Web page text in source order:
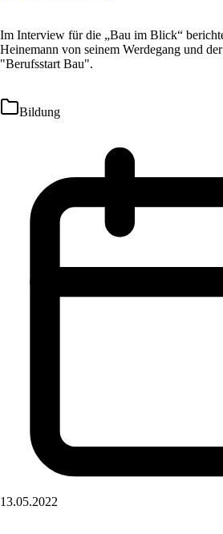
Im Interview für die „Bau im Blick“
Heinemann von seinem Werdegang und
"Berufsstart Bau".
Bildung
13.05.2022